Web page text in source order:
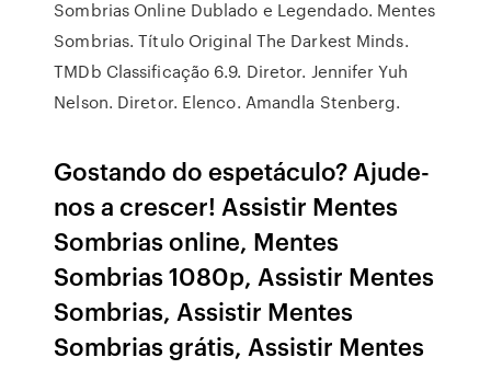
Sombrias Online Dublado e Legendado. Mentes
Sombrias. Título Original The Darkest Minds.
TMDb Classificação 6.9. Diretor. Jennifer Yuh
Nelson. Diretor. Elenco. Amandla Stenberg.
Gostando do espetáculo? Ajude-
nos a crescer! Assistir Mentes
Sombrias online, Mentes
Sombrias 1080p, Assistir Mentes
Sombrias, Assistir Mentes
Sombrias grátis, Assistir Mentes